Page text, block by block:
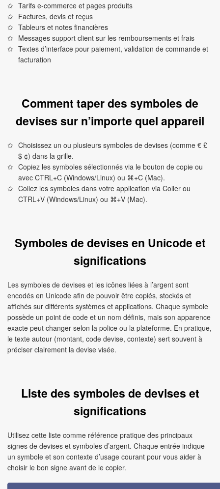
Tarifs e-commerce et pages produits
Factures, devis et reçus
Tableurs et notes financières
Messages support client sur les remboursements et frais
Textes d’interface pour paiement, validation de commande et
facturation
Comment taper des symboles de
devises sur n’importe quel appareil
Choisissez un ou plusieurs symboles de devises (comme € £
$ ¢) dans la grille.
Copiez les symboles sélectionnés via le bouton de copie ou
avec CTRL+C (Windows/Linux) ou ⌘+C (Mac).
Collez les symboles dans votre application via Coller ou
CTRL+V (Windows/Linux) ou ⌘+V (Mac).
Symboles de devises en Unicode et
significations
Les symboles de devises et les icônes liées à l’argent sont
encodés en Unicode afin de pouvoir être copiés, stockés et
affichés sur différents systèmes et applications. Chaque symbole
possède un point de code et un nom définis, mais son apparence
exacte peut changer selon la police ou la plateforme. En pratique,
le texte autour (montant, code devise, contexte) sert souvent à
préciser clairement la devise visée.
Liste des symboles de devises et
significations
Utilisez cette liste comme référence pratique des principaux
signes de devises et symboles d’argent. Chaque entrée indique
un symbole et son contexte d’usage courant pour vous aider à
choisir le bon signe avant de le copier.